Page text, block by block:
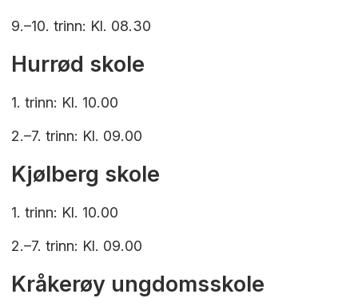
9.–10. trinn: Kl. 08.30
Hurrød skole
1. trinn: Kl. 10.00
2.–7. trinn: Kl. 09.00
Kjølberg skole
1. trinn: Kl. 10.00
2.–7. trinn: Kl. 09.00
Kråkerøy ungdomsskole